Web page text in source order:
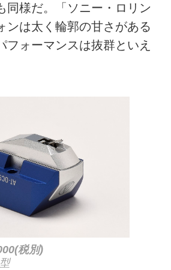
同様だ。「ソニー・ロリン
ンは太く輪郭の甘さがある
フォーマンスは抜群といえ
税別)